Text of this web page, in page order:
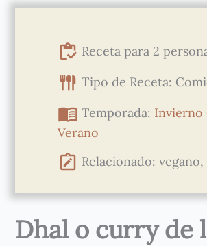
Receta para 2
Tipo de Receta:
Temporada: Invierno
Verano
Relacionado: vegano,
Dhal o curry de